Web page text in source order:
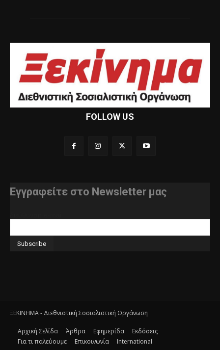
FOLLOW US
Εγγραφείτε στο Newsletter μας
ΞΕΚΙΝΗΜΑ - Διεθνιστική Σοσιαλιστική Οργάνωση
Αρχική Σελίδα Άρθρα Εφημερίδα
Εκδόσεις
Για τι παλεύουμε
Επικοινωνία International